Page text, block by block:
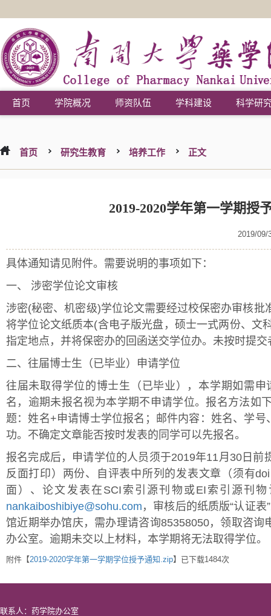
首页 学院概况 师资队伍 学科建设 科学研
首页 研究生教育 培养工作 正文
2019-2020学年第一学期授
2019/09/
具体通知请见附件。需要说明的事项如下：
一、 涉密学位论文审核
涉密(秘密、机密级)学位论文需要经过校保密办审核
将学位论文纸质本(含电子版光盘，硕士一式两份、文
指定地点，并将保密办的回函送交学位办。未按时提
二、往届博士生（已毕业）申请学位
往届未取得学位的博士生（已毕业），本学期如需
名，逾期未报名视为本学期不申请学位。报名方法如
题：姓名+申请博士学位报名；邮件内容：姓名、学
功。不确定文章能否按时发表的同学可以先报名。
报名完成后，申请学位的人员须于2019年11月30日前
反面打印）两份、自评表中所列的发表文章（须有
面）、论文发表在SCI索引源刊物或EI索引源刊
nankaiboshibiye@sohu.com ，审核后的纸质版“认证
馆近期举办馆庆，需办理请咨询85358050，领取咨
办公室。逾期未交以上材料，本学期将无法取得学位。
附件【2019-2020学年第一学期学位授予通知.zip】已下载1484次
联系人：药学院办公室